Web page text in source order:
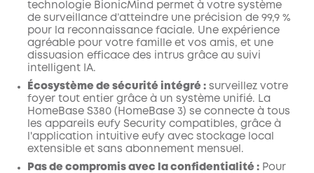
technologie BionicMind permet à votre système
de surveillance d’atteindre une précision de 99,9 %
pour la reconnaissance faciale. Une expérience
agréable pour votre famille et vos amis, et une
dissuasion efficace des intrus grâce au suivi
intelligent IA.
Écosystème de sécurité intégré : surveillez votre
foyer tout entier grâce à un système unifié. La
HomeBase S380 (HomeBase 3) se connecte à tous
les appareils eufy Security compatibles, grâce à
l'application intuitive eufy avec stockage local
extensible et sans abonnement mensuel.
Pas de compromis avec la confidentialité : Pour